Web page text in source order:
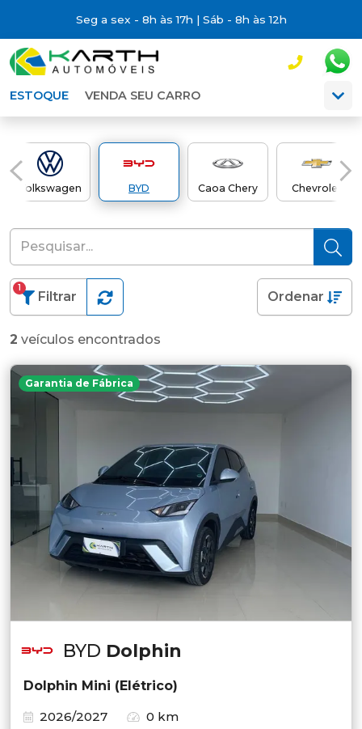
Seg a sex - 8h às 17h | Sáb - 8h às 12h
ESTOQUE VENDA SEU CARRO
Volkswagen BYD Caoa Chery Chevrolet
Filtrar
1
Ordenar
2 veículos encontrados
Garantia de Fábrica
BYD Dolphin
Dolphin Mini (Elétrico)
2026/2027
0 km